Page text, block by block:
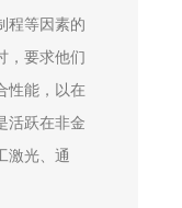
程等因素的
，要求他们
性能，以在
活跃在非金
激光、通